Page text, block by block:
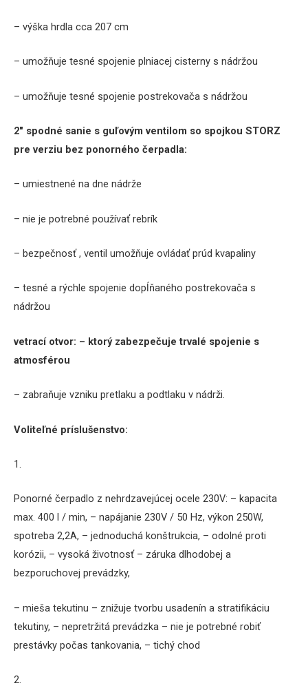
– výška hrdla cca 207 cm
– umožňuje tesné spojenie plniacej cisterny s nádržou
– umožňuje tesné spojenie postrekovača s nádržou
2″ spodné sanie s guľovým ventilom so spojkou STORZ
pre verziu bez ponorného čerpadla:
– umiestnené na dne nádrže
– nie je potrebné používať rebrík
– bezpečnosť , ventil umožňuje ovládať prúd kvapaliny
– tesné a rýchle spojenie dopĺňaného postrekovača s
nádržou
vetrací otvor: – ktorý zabezpečuje trvalé spojenie s
atmosférou
– zabraňuje vzniku pretlaku a podtlaku v nádrži.
Voliteľné príslušenstvo:
1.
Ponorné čerpadlo z nehrdzavejúcej ocele 230V: – kapacita
max. 400 l / min, – napájanie 230V / 50 Hz, výkon 250W,
spotreba 2,2A, – jednoduchá konštrukcia, – odolné proti
korózii, – vysoká životnosť – záruka dlhodobej a
bezporuchovej prevádzky,
– mieša tekutinu – znižuje tvorbu usadenín a stratifikáciu
tekutiny, – nepretržitá prevádzka – nie je potrebné robiť
prestávky počas tankovania, – tichý chod
2.